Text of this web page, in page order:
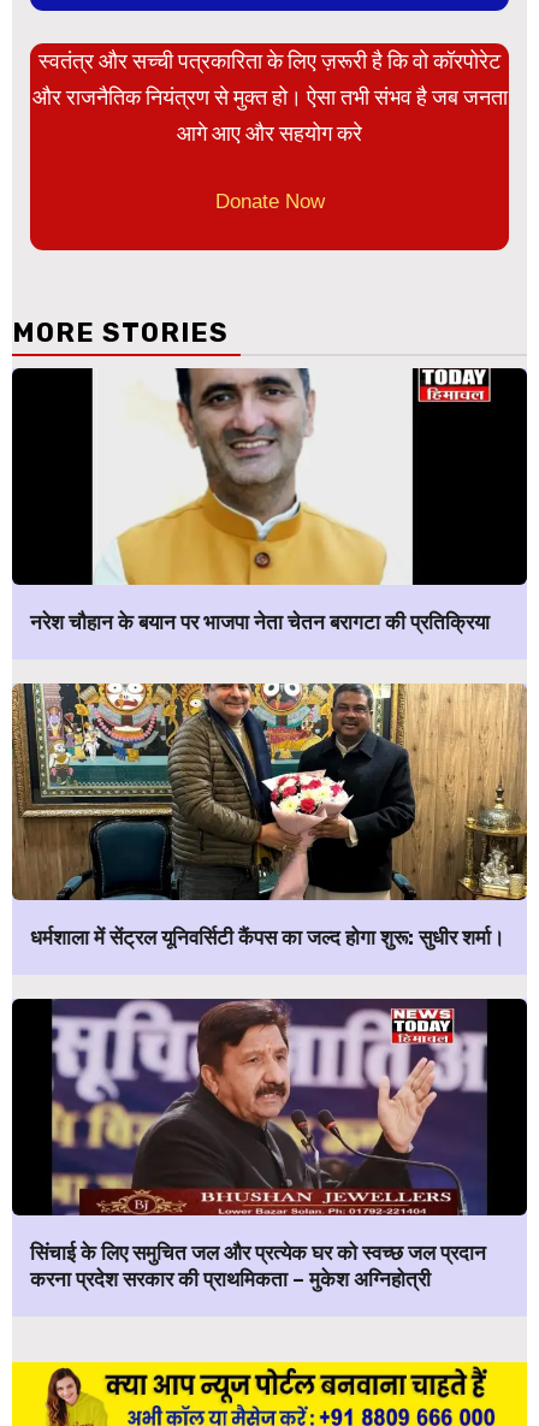
स्वतंत्र और सच्ची पत्रकारिता के लिए ज़रूरी है कि वो कॉरपोरेट
और राजनैतिक नियंत्रण से मुक्त हो। ऐसा तभी संभव है जब जनता
आगे आए और सहयोग करे
Donate Now
MORE STORIES
नरेश चौहान के बयान पर भाजपा नेता चेतन बरागटा की प्रतिक्रिया
धर्मशाला में सेंट्रल यूनिवर्सिटी कैंपस का जल्द होगा शुरू: सुधीर शर्मा।
सिंचाई के लिए समुचित जल और प्रत्येक घर को स्वच्छ जल प्रदान
करना प्रदेश सरकार की प्राथमिकता – मुकेश अग्निहोत्री